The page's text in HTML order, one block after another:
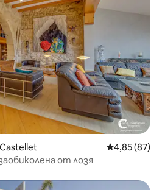
Средна
4,85 (87)
от лозя